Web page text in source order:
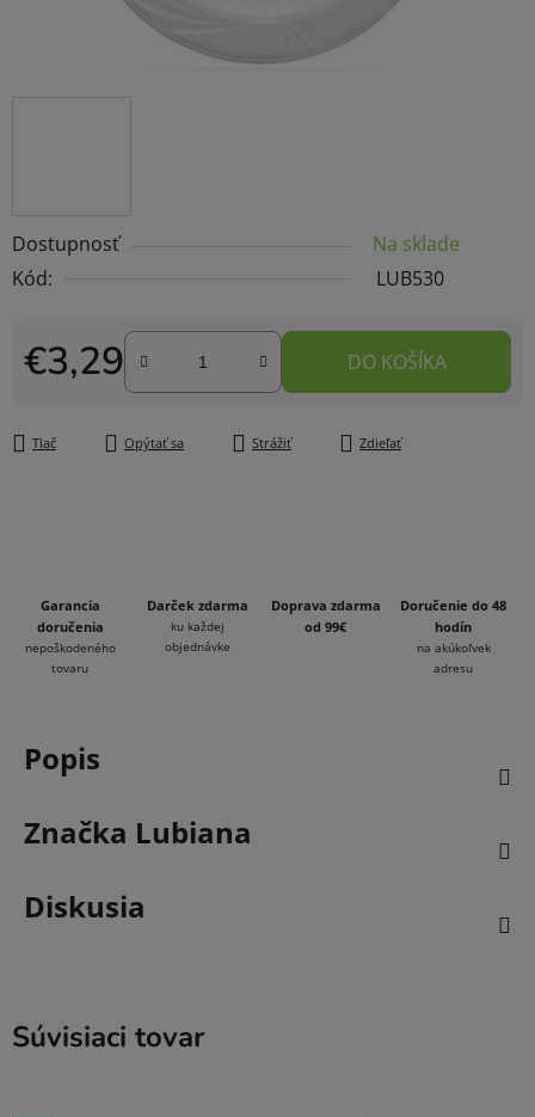
Dostupnosť
Na sklade
Kód:
LUB530
€3,29
Jednotková cena:
DO KOŠÍKA
Tlač Opýtať sa Strážiť Zdieľať
Garancia
doručenia
nepoškodeného
tovaru
Darček zdarma
ku každej
objednávke
Doprava zdarma
od 99€
Doručenie do 48
hodín
na akúkoľvek
adresu
Popis
Značka Lubiana
Diskusia
Súvisiaci tovar